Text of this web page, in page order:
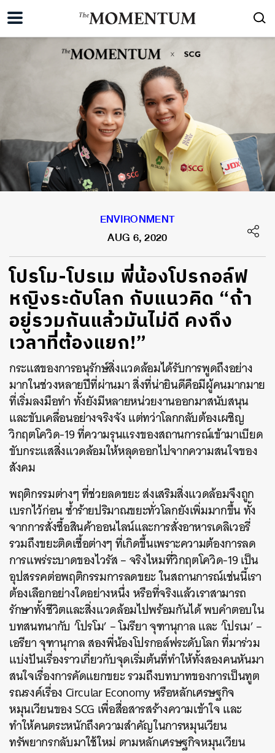
ENVIRONMENT
AUG 6, 2020
โปรโม-โปรเม พี่น้องโปรกอล์ฟ
หญิงระดับโลก กับแนวคิด “ถ้า
อยู่รวมกันแล้วมันไม่ดี คงถึง
เวลาที่ต้องแยก!”
กระแสของการอนุรักษ์สิ่งแวดล้อมได้รับการพูดถึงอย่าง
มากในช่วงหลายปีที่ผ่านมา สิ่งที่น่ายินดีคือมีผู้คนมากมาย
ที่เริ่มลงมือทำ ทั้งยังมีหลายหน่วยงานออกมาสนับสนุน
และขับเคลื่อนอย่างจริงจัง แต่ทว่าโลกกลับต้องเผชิญ
วิกฤตโควิด-19 ที่ความรุนแรงของสถานการณ์เข้ามาเบียด
ขับกระแสสิ่งแวดล้อมให้หลุดออกไปจากความสนใจของ
สังคม
พฤติกรรมต่างๆ ที่ช่วยลดขยะ ส่งเสริมสิ่งแวดล้อมจึงถูก
เบรกไว้ก่อน ซ้ำร้ายปริมาณขยะทั่วโลกยังเพิ่มมากขึ้น ทั้ง
จากการสั่งซื้อสินค้าออนไลน์และการสั่งอาหารเดลิเวอรี่
รวมถึงขยะติดเชื้อต่างๆ ที่เกิดขึ้นเพราะความต้องการลด
การแพร่ระบาดของไวรัส – จริงไหมที่วิกฤตโควิด-19 เป็น
อุปสรรคต่อพฤติกรรมการลดขยะ ในสถานการณ์เช่นนี้เรา
ต้องเลือกอย่างใดอย่างหนึ่ง หรือที่จริงแล้วเราสามารถ
รักษาทั้งชีวิตและสิ่งแวดล้อมไปพร้อมกันได้ พบคำตอบใน
บทสนทนากับ ‘โปรโม’ – โมรียา จุฑานุกาล และ ‘โปรเม’ –
เอรียา จุฑานุกาล สองพี่น้องโปรกอล์ฟระดับโลก ที่มาร่วม
แบ่งปันเรื่องราวเกี่ยวกับจุดเริ่มต้นที่ทำให้ทั้งสองคนหันมา
สนใจเรื่องการคัดแยกขยะ รวมถึงบทบาทของการเป็นทูต
รณรงค์เรื่อง Circular Economy หรือหลักเศรษฐกิจ
หมุนเวียนของ SCG เพื่อสื่อสารสร้างความเข้าใจ และ
ทำให้คนตระหนักถึงความสำคัญในการหมุนเวียน
ทรัพยากรกลับมาใช้ใหม่ ตามหลักเศรษฐกิจหมุนเวียน